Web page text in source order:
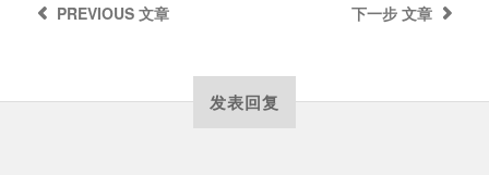
下一步 文章
PREVIOUS文章
发表回复